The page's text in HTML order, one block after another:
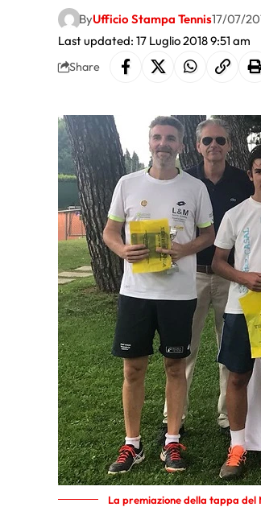
Last updated: 17 Luglio 2018 9:51 am
ByUfficio Stampa Tennis17/07/
Share
La premiazione della tappa del